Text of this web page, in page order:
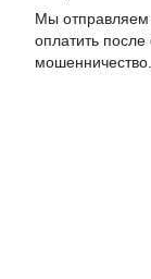
Мы отправляем
оплатить
мошенничество.